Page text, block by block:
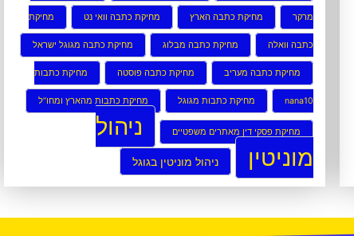
מרקר מחיקת כתבה הארץ מחיקת כתבה וואי נט מחיקת
כתבה וואלה מחיקת כתבה מבלוג מחיקת כתבה מגוגל ישראל
מחיקת כתבה מעריב מחיקת כתבה פוסטה מחיקת כתבות
nana10 מחיקת כתבות מגוגל מחיקת כתבות מהארץ ומחו”ל
מחיקת פסקי דין מאתרים משפטיים
ניהול
מוניטין
ניהול מוניטין בגוגל